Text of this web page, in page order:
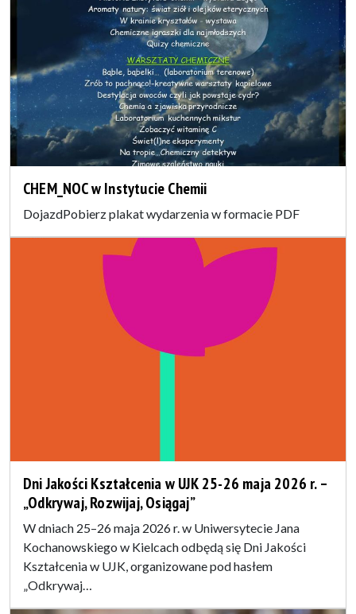
CHEM_NOC w Instytucie Chemii
DojazdPobierz plakat wydarzenia w formacie PDF
Dni Jakości Kształcenia w UJK 25-26 maja 2026 r. –
„Odkrywaj, Rozwijaj, Osiągaj”
W dniach 25–26 maja 2026 r. w Uniwersytecie Jana
Kochanowskiego w Kielcach odbędą się Dni Jakości
Kształcenia w UJK, organizowane pod hasłem
„Odkrywaj…